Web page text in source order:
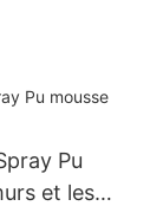
Pu
et les